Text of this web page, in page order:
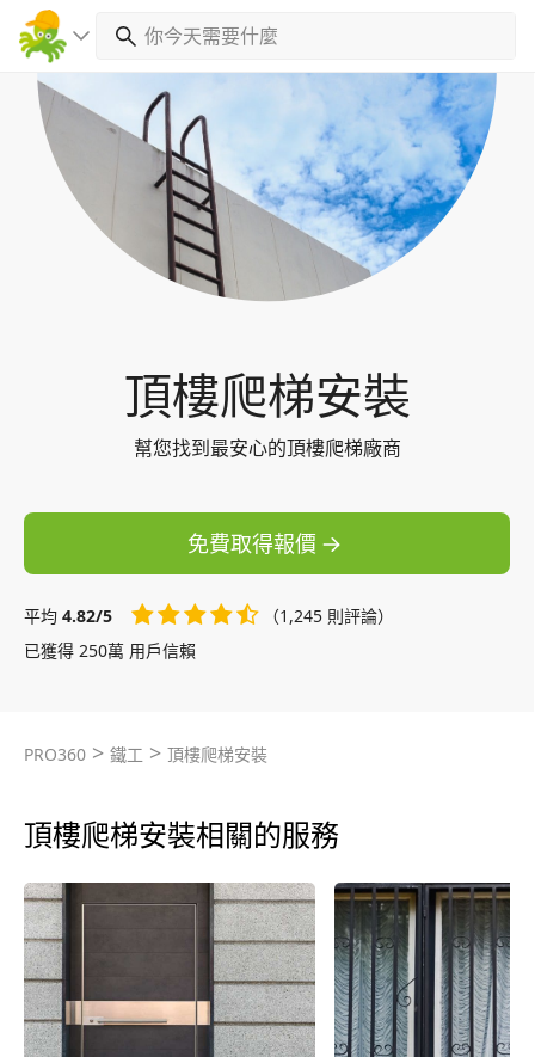
頂樓爬梯安裝
幫您找到最安心的頂樓爬梯廠商
免費取得報價
平均 4.82/5
（1,245 則評論）
已獲得 250萬 用戶信賴
PRO360 > 鐵工 > 頂樓爬梯安裝
頂樓爬梯安裝相關的服務